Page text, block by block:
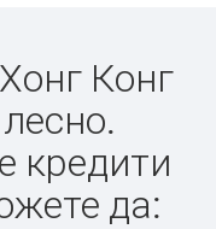
Конг
кредити
да: